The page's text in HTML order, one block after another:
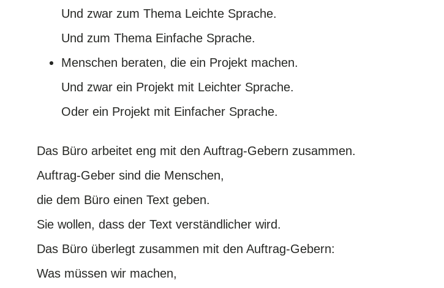
Und zwar zum Thema Leichte Sprache.
Und zum Thema Einfache Sprache.
Menschen beraten, die ein Projekt machen.
Und zwar ein Projekt mit Leichter Sprache.
Oder ein Projekt mit Einfacher Sprache.
Das Büro arbeitet eng mit den Auftrag-Gebern zusammen.
Auftrag-Geber sind die Menschen,
die dem Büro einen Text geben.
Sie wollen, dass der Text verständlicher wird.
Das Büro überlegt zusammen mit den Auftrag-Gebern:
Was müssen wir machen,